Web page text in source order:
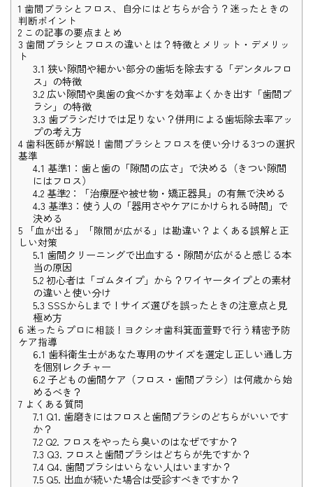
1 歯間ブラシとフロス、自分にはどちらが合う？迷ったときの
判断ポイント
2 この記事の要点まとめ
3 歯間ブラシとフロスの違いとは？特徴とメリット・デメリッ
ト
3.1 狭い隙間や細かい部分の歯垢を除去する「デンタルフロ
ス」の特徴
3.2広い隙間や奥歯の食べかすを効率よくかき出す「歯間ブ
ラシ」の特徴
3.3 歯ブラシだけでは足りない？併用による歯垢除去率アッ
プの考え方
4 歯科医師が解説！歯間ブラシとフロスを使い分ける3つの選択
基準
4.1 基準1：歯と歯の「隙間の広さ」で決める（きつい隙間
にはフロス）
4.2基準2：「治療歴や被せ物・矯正器具」の有無で決める
4.3 基準3：使う人の「器用さやケアにかけられる時間」で
決める
5 「血が出る」「隙間が広がる」は勘違い？よくある誤解と正
しい対策
5.1 歯間クリーニングで出血する・隙間が広がると感じる本
当の原因
5.2初心者は「ゴムタイプ」から？ワイヤータイプとの素材
の違いと使い分け
5.3 SSSからLまで！サイズ選びを誤ったときの注意点と見
極め方
6 迷ったらプロに相談！ヨクシオ歯科箕面萱野で行う精密予防
ケア指導
6.1 歯科衛生士があなた専用のサイズを選定し正しい通し方
を個別レクチャー
6.2子どもの歯間ケア（フロス・歯間ブラシ）は何歳から始
めるべき？
7 よくある質問
7.1 Q1. 歯磨きにはフロスと歯間ブラシのどちらがいいです
か？
7.2Q2. フロスをやったら臭いのはなぜですか？
7.3 Q3. フロスと歯間ブラシはどちらが先ですか？
7.4Q4. 歯間ブラシはいらない人はいますか？
7.5Q5. 出血が続いた場合は受診すべきですか？